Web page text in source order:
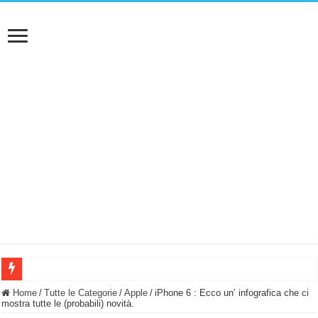
BASTA FATICARE! Questo robot tagliaerba lo appoggi e fa tutto lui! (Senza
Home / Tutte le Categorie / Apple / iPhone 6 : Ecco un’ infografica che ci
mostra tutte le (probabili) novità.